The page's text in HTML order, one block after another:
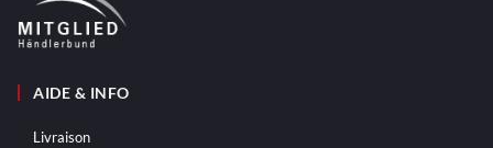
AIDE & INFO
Livraison